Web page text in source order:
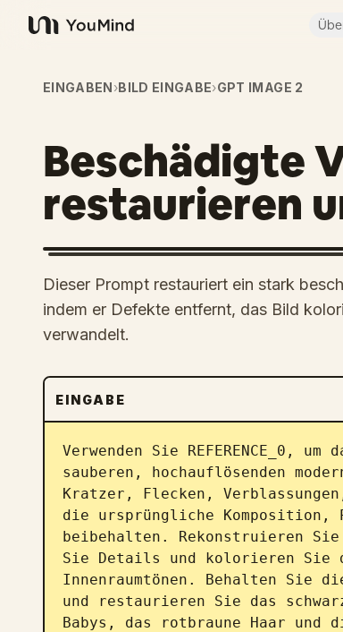
YouMind
EINGABEN›BILD EINGABE›GPT IMAGE 2
Beschädigte
restaurieren
Dieser Prompt restauriert ein stark
indem er Defekte entfernt, das Bild
verwandelt.
EINGABE
Verwenden Sie REFERENCE_0,
sauberen, hochauflösenden
Kratzer, Flecken,
die ursprüngliche Komposition,
beibehalten. Rekonstruieren
Sie Details und kolorieren Sie
Innenraumtönen. Behalten Sie
und restaurieren Sie das
Babys, das rotbraune Haar und